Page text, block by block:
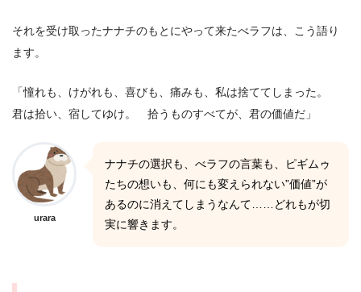
それを受け取ったナナチのもとにやって来たべラフは、こう語り
ます。
「憧れも、けがれも、喜びも、痛みも、私は捨ててしまった。
君は拾い、宿してゆけ。 拾うものすべてが、君の価値だ」
urara
ナナチの選択も、べラフの言葉も、ピギムゥ
たちの想いも、何にも変えられない”価値”が
あるのに消えてしまうなんて……どれもが切
実に響きます。